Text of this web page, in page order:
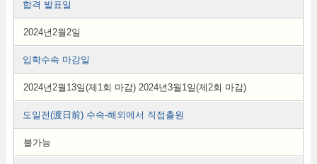
합격 발표일
2024년2월2일
입학수속 마감일
2024년2월13일(제1회 마감) 2024년3월1일(제2회 마감)
도일전(渡日前) 수속-해외에서 직접출원
불가능